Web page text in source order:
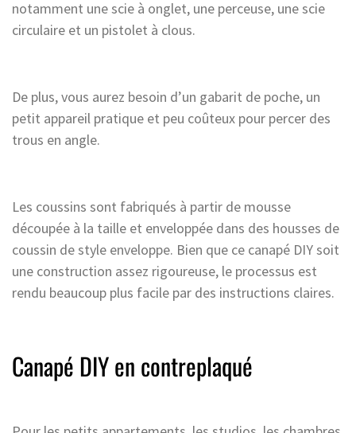
notamment une scie à onglet, une perceuse, une scie
circulaire et un pistolet à clous.
De plus, vous aurez besoin d’un gabarit de poche, un
petit appareil pratique et peu coûteux pour percer des
trous en angle.
Les coussins sont fabriqués à partir de mousse
découpée à la taille et enveloppée dans des housses de
coussin de style enveloppe. Bien que ce canapé DIY soit
une construction assez rigoureuse, le processus est
rendu beaucoup plus facile par des instructions claires.
Canapé DIY en contreplaqué